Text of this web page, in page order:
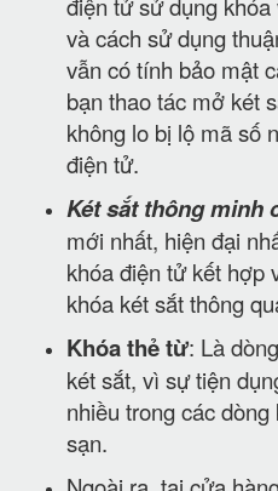
và cách sử dụng
vẫn có tính bảo mật
bạn thao tác mở két
không lo bị lộ mã số
điện tử.
Két sắt thông minh
mới nhất, hiện đại
khóa điện tử kết hợp
khóa két sắt thông
Khóa thẻ từ: Là
két sắt, vì sự tiện
nhiều trong các
sạn.